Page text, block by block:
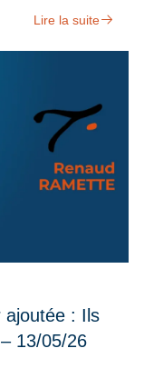
Lire la suite
ajoutée : Ils
13/05/26